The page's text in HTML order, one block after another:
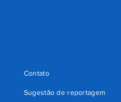
Sugestão de reportagem
Contato